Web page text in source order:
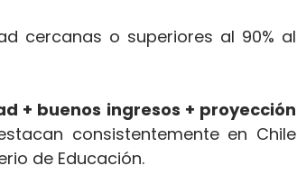
cercanas o superiores al 90% al
+ buenos ingresos + proyección
consistentemente en Chile
de Educación.